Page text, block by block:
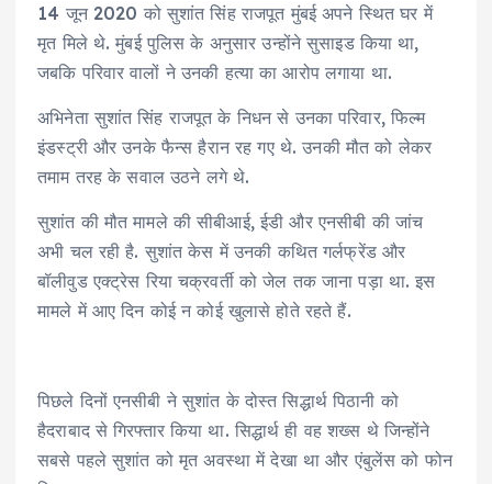
14 जून 2020 को सुशांत सिंह राजपूत मुंबई अपने स्थित घर में
मृत मिले थे. मुंबई पुलिस के अनुसार उन्होंने सुसाइड किया था,
जबकि परिवार वालों ने उनकी हत्या का आरोप लगाया था.
अभिनेता सुशांत सिंह राजपूत के निधन से उनका परिवार, फिल्म
इंडस्ट्री और उनके फैन्स हैरान रह गए थे. उनकी मौत को लेकर
तमाम तरह के सवाल उठने लगे थे.
सुशांत की मौत मामले की सीबीआई, ईडी और एनसीबी की जांच
अभी चल रही है. सुशांत केस में उनकी कथित गर्लफ्रेंड और
बॉलीवुड एक्ट्रेस रिया चक्रवर्ती को जेल तक जाना पड़ा था. इस
मामले में आए दिन कोई न कोई खुलासे होते रहते हैं.
पिछले दिनों एनसीबी ने सुशांत के दोस्त सिद्धार्थ पिठानी को
हैदराबाद से गिरफ्तार किया था. सिद्धार्थ ही वह शख्स थे जिन्होंने
सबसे पहले सुशांत को मृत अवस्था में देखा था और एंबुलेंस को फोन